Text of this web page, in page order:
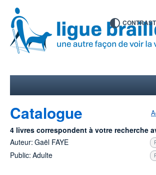
Catalogue
4 livres correspondent à votre recherche
Auteur: Gaël FAYE
Public: Adulte